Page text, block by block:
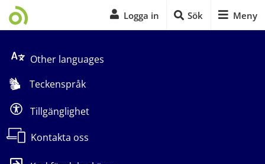
Logga in Sök Meny
Other languages
Teckenspråk
Tillgänglighet
Kontakta oss